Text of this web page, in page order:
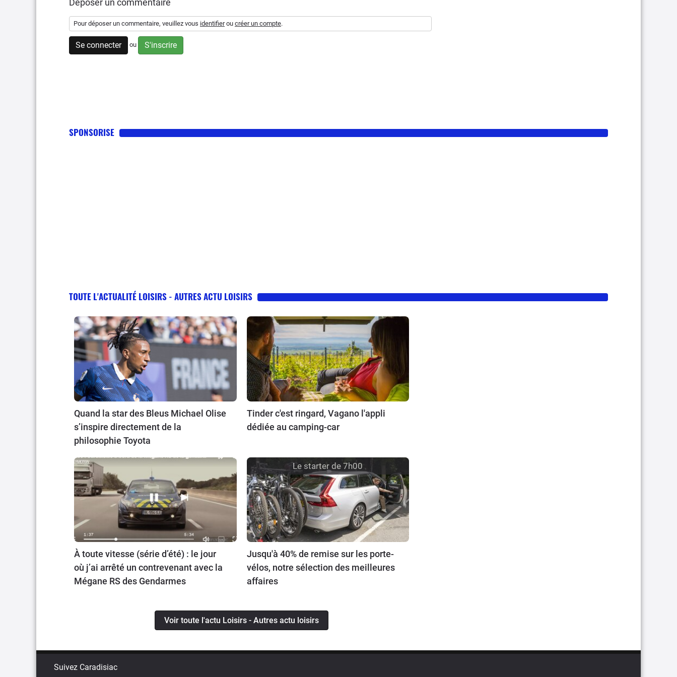
Déposer un commentaire
Pour déposer un commentaire, veuillez vous identifierou créer un compte.
Se connecter ou S'inscrire
SPONSORISE
TOUTE L'ACTUALITÉ LOISIRS - AUTRES ACTU LOISIRS
Quand la star des Bleus Michael Olise
s’inspire directement de la
philosophie Toyota
Tinder c'est ringard, Vagano l'appli
dédiée au camping-car
À toute vitesse (série d’été) : le jour
où j’ai arrêté un contrevenant avec la
Mégane RS des Gendarmes
Le starter de 7h00
Jusqu'à 40% de remise sur les porte-
vélos, notre sélection des meilleures
affaires
Voir toute l'actu Loisirs - Autres actu loisirs
Suivez Caradisiac